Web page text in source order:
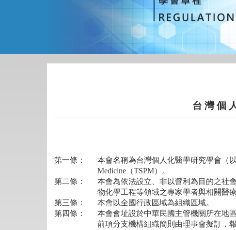
台 灣 個
第一條：
本會名稱為台灣個人化醫學研究學會（
Medicine（TSPM）。
第二條：
本會為依法設立、非以營利為目的之社
物化學工程等領域之專家學者與相關醫
第三條：
本會以全國行政區域為組織區域。
第四條：
本會會址設於中華民國主管機關所在地
前項分支機構組織簡則由理事會擬訂，